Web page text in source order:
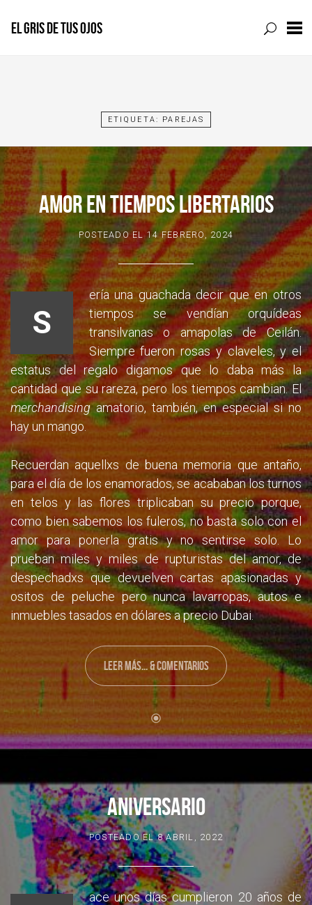
EL GRIS DE TUS OJOS
ETIQUETA: PAREJAS
AMOR EN TIEMPOS LIBERTARIOS
POSTEADO EL14 FEBRERO, 2024
S
ería una guachada decir que en otros
tiempos se vendían orquídeas
transilvanas o amapolas de Ceilán.
Siempre fueron rosas y claveles, y el
estatus del regalo digamos que lo daba más la
cantidad que su rareza, pero los tiempos cambian. El
merchandisingamatorio, también, en especial si no
hay un mango.
Recuerdan aquellxs de buena memoria que antaño,
para el día de los enamorados, se acababan los turnos
en telos y las flores triplicaban su precio porque,
como bien sabemos los fuleros, no basta solo con el
amor para ponerla gratis y no sentirse solo. Lo
prueban miles y miles de rupturistas del amor, de
despechadxs que devuelven cartas apasionadas y
ositos de peluche pero nunca lavarropas, autos e
inmuebles tasados en dólares a precio Dubai.
LEER MÁS... & COMENTARIOS
ANIVERSARIO
POSTEADO EL8 ABRIL, 2022
ace unos días cumplieron 20 años de